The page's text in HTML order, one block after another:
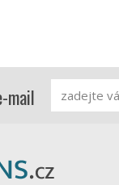
mail